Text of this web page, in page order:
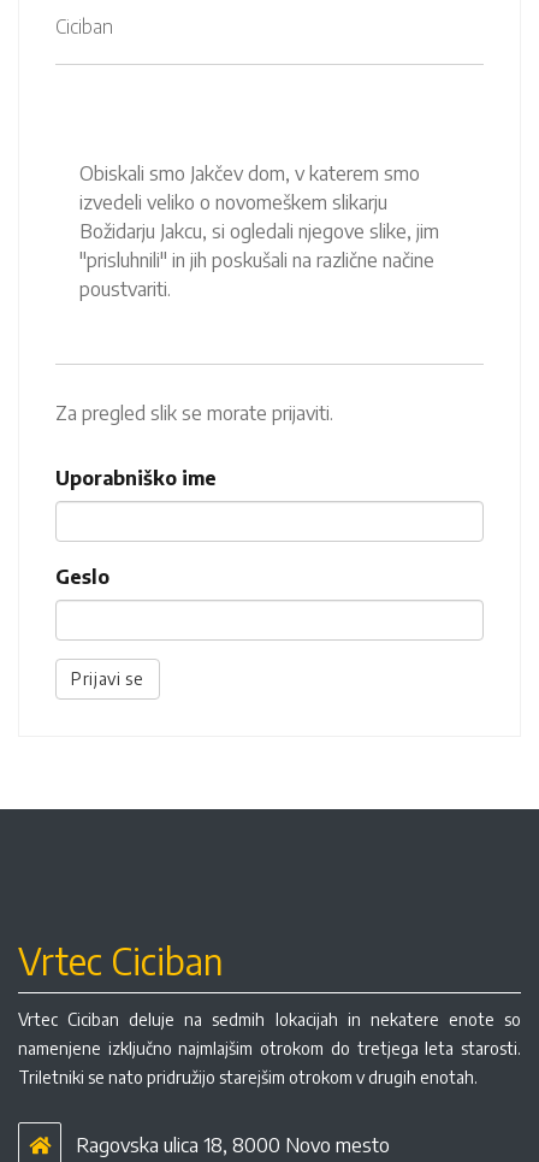
Ciciban
Obiskali smo Jakčev dom, v katerem smo
izvedeli veliko o novomeškem slikarju
Božidarju Jakcu, si ogledali njegove slike, jim
"prisluhnili" in jih poskušali na različne načine
poustvariti.
Za pregled slik se morate prijaviti.
Uporabniško ime
Geslo
Prijavi se
Vrtec Ciciban
Vrtec Ciciban deluje na sedmih lokacijah in nekatere enote so
namenjene izključno najmlajšim otrokom do tretjega leta starosti.
Triletniki se nato pridružijo starejšim otrokom v drugih enotah.
Ragovska ulica 18, 8000 Novo mesto